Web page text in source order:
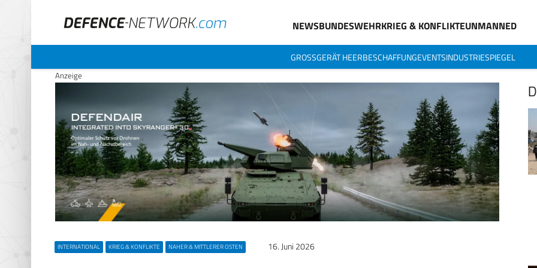
NEWSBUNDESWEHRKRIEG & KONFLIKTEUNMANNED
GROSSGERÄT HEERBESCHAFFUNGEVENTSINDUSTRIESPIEGEL
Anzeige
INTERNATIONAL KRIEG & KONFLIKTE NAHER & MITTLERER OSTEN 16. Juni 2026